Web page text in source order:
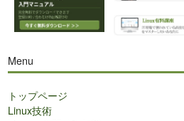
Menu
トップページ
Linux技術